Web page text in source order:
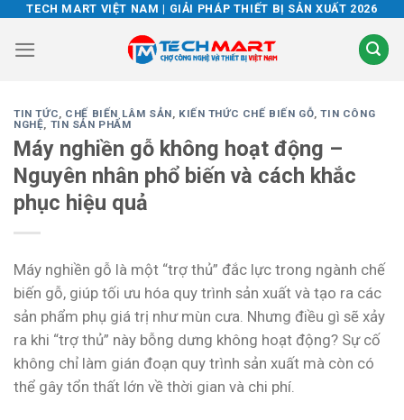
Skip
content
TECH MART VIỆT NAM | GIẢI PHÁP THIẾT BỊ SẢN XUẤT 2026
TIN TỨC, CHẾ BIẾN LÂM SẢN, KIẾN THỨC CHẾ BIẾN GỖ,TIN CÔNG
NGHỆ, TIN SẢN PHẨM
Máy nghiền gỗ không hoạt động –
Nguyên nhân phổ biến và cách khắc
phục hiệu quả
Máy nghiền gỗ là một “trợ thủ” đắc lực trong ngành chế
biến gỗ, giúp tối ưu hóa quy trình sản xuất và tạo ra các
sản phẩm phụ giá trị như mùn cưa. Nhưng điều gì sẽ xảy
ra khi “trợ thủ” này bỗng dưng không hoạt động? Sự cố
không chỉ làm gián đoạn quy trình sản xuất mà còn có
thể gây tổn thất lớn về thời gian và chi phí.